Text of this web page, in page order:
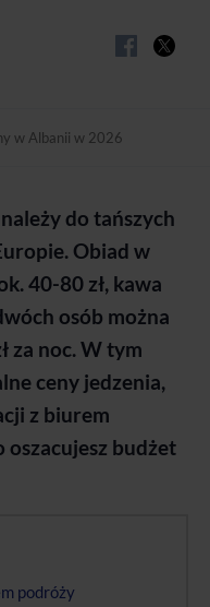
w Albanii w 2026
do tańszych
Obiad w
40-80 zł, kawa
osób można
za noc. W tym
ceny jedzenia,
z biurem
oszacujesz budżet
podróży